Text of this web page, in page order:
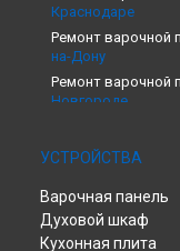
Краснодаре
Ремонт варочной
на-Дону
Ремонт варочной
Новгороде
Новосибирске
Челябинске
Ремонт варочной
Екатеринбурге
УСТРОЙСТВА
Варочная панель
Духовой шкаф
Кухонная плита